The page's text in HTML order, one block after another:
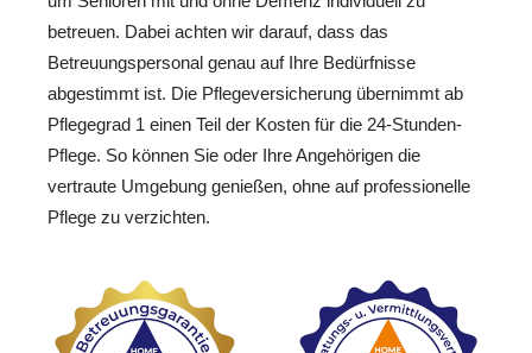
betreuen. Dabei achten wir darauf, dass das
Betreuungspersonal genau auf Ihre Bedürfnisse
abgestimmt ist. Die Pflegeversicherung übernimmt ab
Pflegegrad 1 einen Teil der Kosten für die 24-Stunden-
Pflege. So können Sie oder Ihre Angehörigen die
vertraute Umgebung genießen, ohne auf professionelle
Pflege zu verzichten.